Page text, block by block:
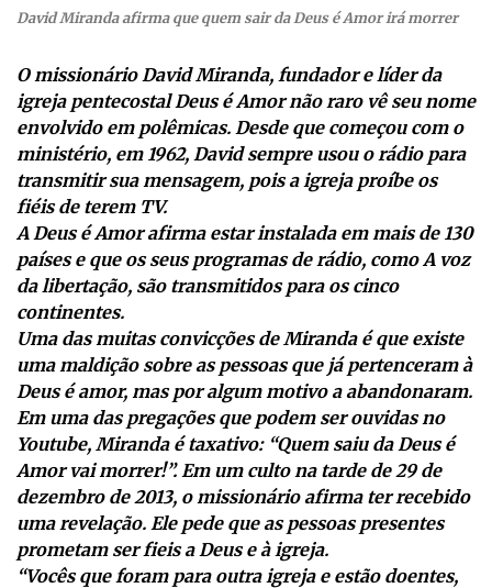
David Miranda afirma que quem sair da Deus é Amor irá morrer
O missionário David Miranda, fundador e líder da
igreja pentecostal Deus é Amor não raro vê seu nome
envolvido em polêmicas. Desde que começou com o
ministério, em 1962, David sempre usou o rádio para
transmitir sua mensagem, pois a igreja proíbe os
fiéis de terem TV.
A Deus é Amor afirma estar instalada em mais de 130
países e que os seus programas de rádio, como A voz
da libertação, são transmitidos para os cinco
continentes.
Uma das muitas convicções de Miranda é que existe
uma maldição sobre as pessoas que já pertenceram à
Deus é amor, mas por algum motivo a abandonaram.
Em uma das pregações que podem ser ouvidas no
Youtube, Miranda é taxativo: “Quem saiu da Deus é
Amor vai morrer!”. Em um culto na tarde de 29 de
dezembro de 2013, o missionário afirma ter recebido
uma revelação. Ele pede que as pessoas presentes
prometam ser fieis a Deus e à igreja.
“Vocês que foram para outra igreja e estão doentes,